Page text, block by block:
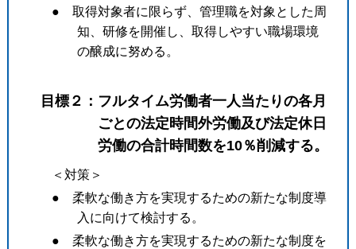
● 取得対象者に限らず、管理職を対象とした周
知、研修を開催し、取得しやすい職場環境
の醸成に努める。
目標２：フルタイム労働者一人当たりの各月
ごとの法定時間外労働及び法定休日
労働の合計時間数を10％削減する。
＜対策＞
● 柔軟な働き方を実現するための新たな制度導
入に向けて検討する。
● 柔軟な働き方を実現するための新たな制度を